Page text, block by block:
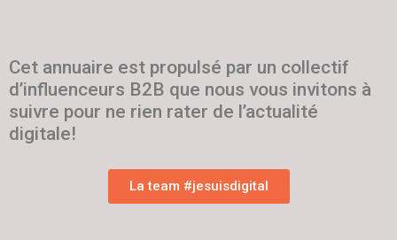
Cet annuaire est propulsé par un collectif
d’influenceurs B2B que nous vous invitons à
suivre pour ne rien rater de l’actualité
digitale!
La team #jesuisdigital